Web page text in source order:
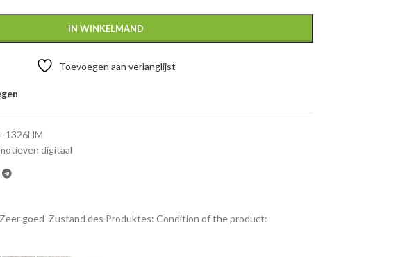
IN WINKELMAND
Toevoegen aan verlanglijst
1326HM
digitaal
goed Zustand des Produktes: Condition of the product: